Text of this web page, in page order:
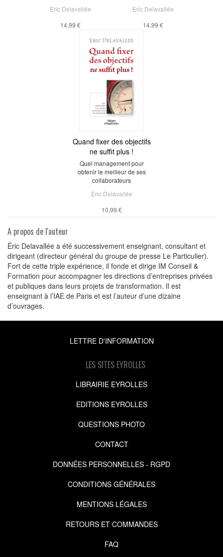
Eric Delavallée
14,99 €
Eric Delavallée
14,99 €
Quand fixer des objectifs
ne suffit plus !
Quel management pour
obtenir le meilleur de ses
collaborateurs
Eric Delavallée
10,99 €
A propos de l'auteur
Éric Delavallée a été successivement enseignant, consultant et
dirigeant (directeur général du groupe de presse Le Particulier).
Fort de cette triple expérience, il fonde et dirige IM Conseil &
Formation pour accompagner les directions d’entreprises privées
et publiques dans leurs projets de transformation. Il est
enseignant à l’IAE de Paris et est l’auteur d’une dizaine
d’ouvrages.
LETTRE D'INFORMATION
LES SITES EYROLLES
LIBRAIRIE EYROLLES
EDITIONS EYROLLES
QUESTIONS PHOTO
CONTACT
DONNÉES PERSONNELLES - RGPD
CONDITIONS GÉNÉRALES
MENTIONS LÉGALES
RETOURS ET COMMANDES
FAQ